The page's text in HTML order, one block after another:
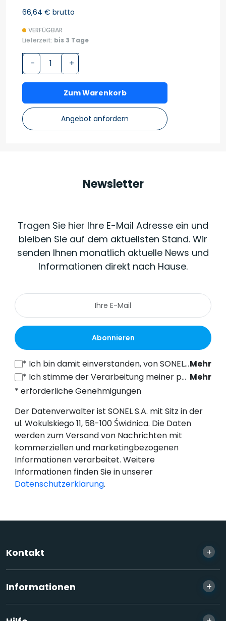
66,64 € brutto
VERFÜGBAR
Lieferzeit: bis 3 Tage
- +
Zum Warenkorb
Angebot anfordern
Newsletter
Tragen Sie hier Ihre E-Mail Adresse ein und
bleiben Sie auf dem aktuellsten Stand. Wir
senden Ihnen monatlich aktuelle News und
Informationen direkt nach Hause.
Abonnieren
* Ich bin damit einverstanden, von SONEL S.A. mit Sitz in der ul. Wokulskiego 11, 58-100 Świdnica, kommerzielle Informationen auf elektronischem Wege (an die angegebene E-Mail-Adresse) zu Marketingzwecken gemäß Art. 398 des Gesetzes vom 12. Juli 2024 über das Recht der elektronischen Kommunikation zu erhalten. Mehr
* Ich stimme der Verarbeitung meiner personenbezogenen Daten (E-Mail-Adresse) durch SONEL S.A. mit Sitz in ul. Wokulskiego 11, 58-100 Świdnica, zum Zwecke des Versands eines Newsletters mit kommerziellen und marketingbezogenen Informationen gemäß Art. 6 Abs. 1 Buchstabe a) der Datenschutz-Grundverordnung (DSGVO).
Mehr
* erforderliche Genehmigungen
Der Datenverwalter ist SONEL S.A. mit Sitz in der
ul. Wokulskiego 11, 58-100 Świdnica. Die Daten
werden zum Versand von Nachrichten mit
kommerziellen und marketingbezogenen
Informationen verarbeitet. Weitere
Informationen finden Sie in unserer
Datenschutzerklärung.
Kontakt +
Informationen +